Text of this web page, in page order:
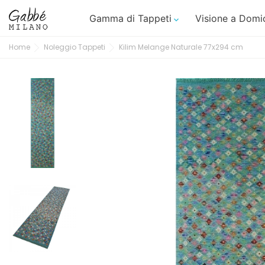
Gamma di Tappeti  Visione a
Home Noleggio Tappeti Kilim Melange Naturale 77x294 cm